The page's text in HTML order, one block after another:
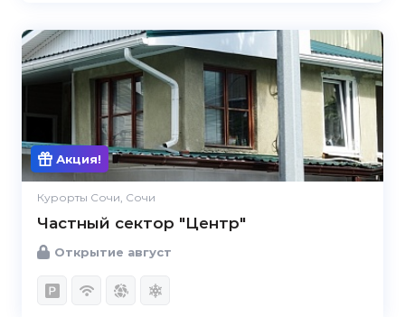
Акция!
Курорты Сочи, Сочи
Частный сектор "Центр"
Открытие август